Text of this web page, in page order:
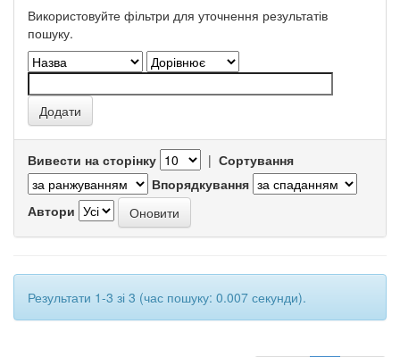
Використовуйте фільтри для уточнення результатів
пошуку.
Вивести на сторінку | Сортування
Впорядкування
Автори
Результати 1-3 зі 3 (час пошуку: 0.007 секунди).